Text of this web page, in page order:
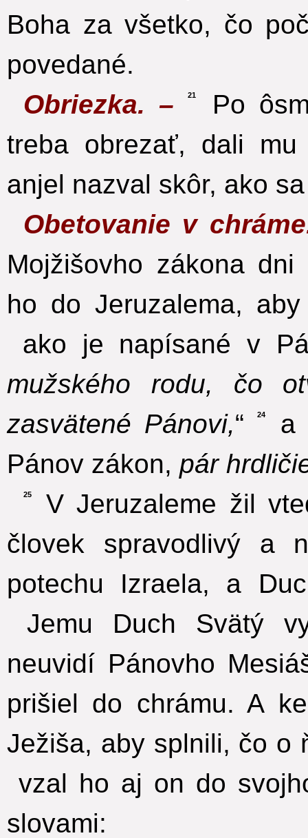
Boha za všetko, čo
povedané.
Obriezka. –21
Po
treba obrezať, dali
anjel nazval skôr, ako
Obetovanie v
Mojžišovho zákona
ho do Jeruzalema,
ako je napísané v
mužského rodu, čo
zasvätené Pánovi,“ 24
a
Pánov zákon, pár
25
V Jeruzaleme žil
človek spravodlivý a
potechu Izraela, a
Jemu Duch Svätý
neuvidí Pánovho
prišiel do chrámu. A
Ježiša, aby splnili, čo o
vzal ho aj on do
slovami: